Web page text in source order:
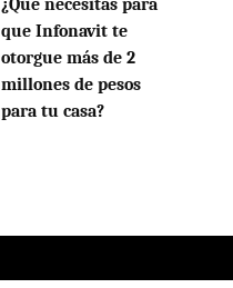
¿Qué necesitas para
que Infonavit te
otorgue más de 2
millones de pesos
para tu casa?